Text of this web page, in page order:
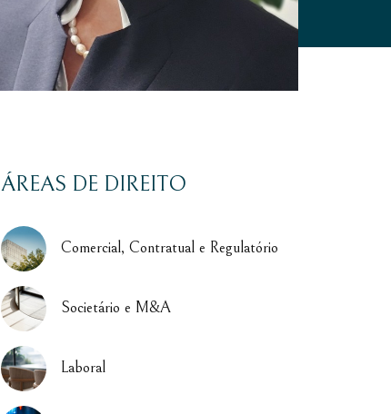
ÁREAS DE DIREITO
Comercial, Contratual e Regulatório
Societário e M&A
Laboral